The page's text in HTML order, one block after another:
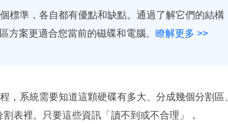
標準，各自都有優點和缺點。通過了解它們的結構
方案更適合您當前的磁碟和電腦。 瞭解更多 >>
，系統需要知道這顆硬碟有多大、分成幾個分割區
表裡。只要這些資訊「讀不到或不合理」，